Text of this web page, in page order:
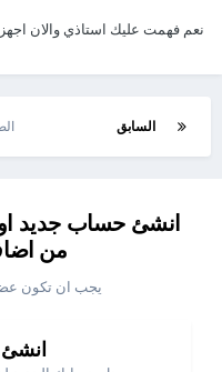
نعم فهمت عليك استاذي والان
السابق
انشئ حساب جديد
من
يجب ان تكون